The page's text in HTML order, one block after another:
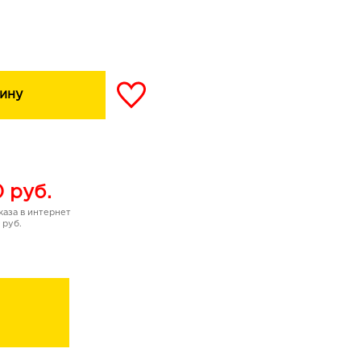
легко наноситься, не
тропического лета!
руб.
в интернет
руб.